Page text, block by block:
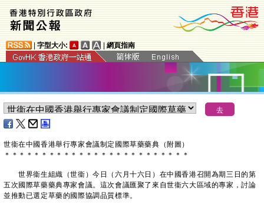
字型大小: 網頁指南
世衞在中國香港舉行專家會議制定國際草藥藥典（附圖）
＊ ＊ ＊ ＊ ＊ ＊ ＊ ＊ ＊ ＊ ＊ ＊ ＊ ＊ ＊ ＊ ＊ ＊ ＊ ＊ ＊ ＊ ＊ ＊ ＊
世界衞生組織（世衞）今日（六月十六日）在中國香港召開為期三日的第
五次國際草藥藥典專家會議。這次會議匯聚了來自世衞六大區域的專家，討論
並推動已選定草藥的國際協調品質標準。